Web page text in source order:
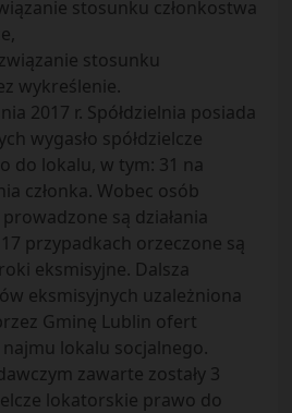
stosunku członkostwa
stosunku
wykreślenie.
2017 r. Spółdzielnia posiada
wygasło spółdzielcze
do lokalu, w tym: 31 na
członka. Wobec osób
są działania
przypadkach orzeczone są
eksmisyjne. Dalsza
eksmisyjnych uzależniona
Gminę Lublin ofert
lokalu socjalnego.
zawarte zostały 3
lokatorskie prawo do